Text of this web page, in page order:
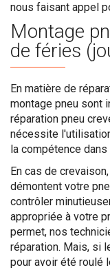
nous faisant appel
Montage
de féries
En matière de
montage pneu sont
réparation pneu
nécessite
la compétence dans
En cas de
démontent votre
contrôler
appropriée à votre
permet, nos
réparation. Mais, si
pour avoir été roulé